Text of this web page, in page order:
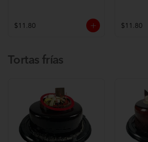
$11.80 $11.80
Tortas frías